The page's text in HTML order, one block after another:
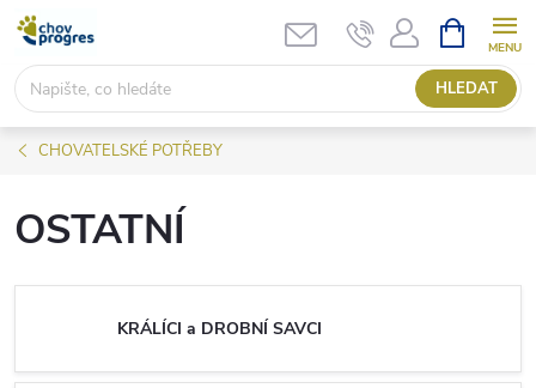
Přejít
obsah
HLEDAT
NÁKUPNÍ
KOŠÍK
CHOVATELSKÉ POTŘEBY
OSTATNÍ
KRÁLÍCI a DROBNÍ SAVCI